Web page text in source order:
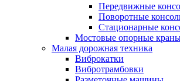
Передвижные
Поворотные
Стационарные
Мостовые опорные
Малая дорожная техника
Виброкатки
Вибротрамбовки